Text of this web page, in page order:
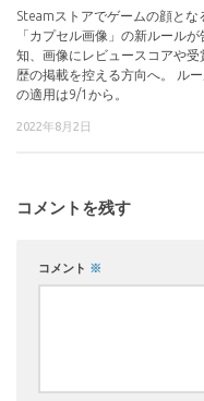
Steamストアでゲームの顔とな
「カプセル画像」の新ルールが
知、画像にレビュースコアや受
歴の掲載を控える方向へ。 ル
の適用は9/1から。
2022年8月2日
コメントを残す
コメント ※